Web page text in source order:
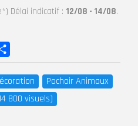
Délai indicatif : 12/08 - 14/08.
Pochoir Animaux
800 visuels)